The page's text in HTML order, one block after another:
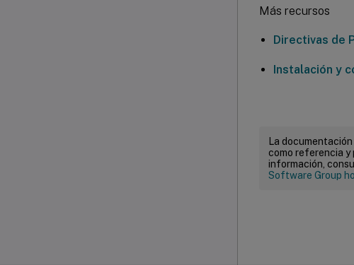
Más recursos
Directivas de
Instalación y
La
como referencia y
información,
Software Group